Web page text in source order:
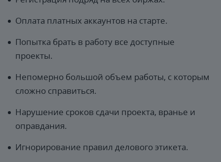
Оплата платных аккаунтов на старте.
Попытка брать в работу все доступные
проекты.
Непомерно большой объем работы, с которым
сложно справиться.
Нарушение сроков сдачи проекта, вранье и
оправдания.
Игнорирование правил делового этикета.